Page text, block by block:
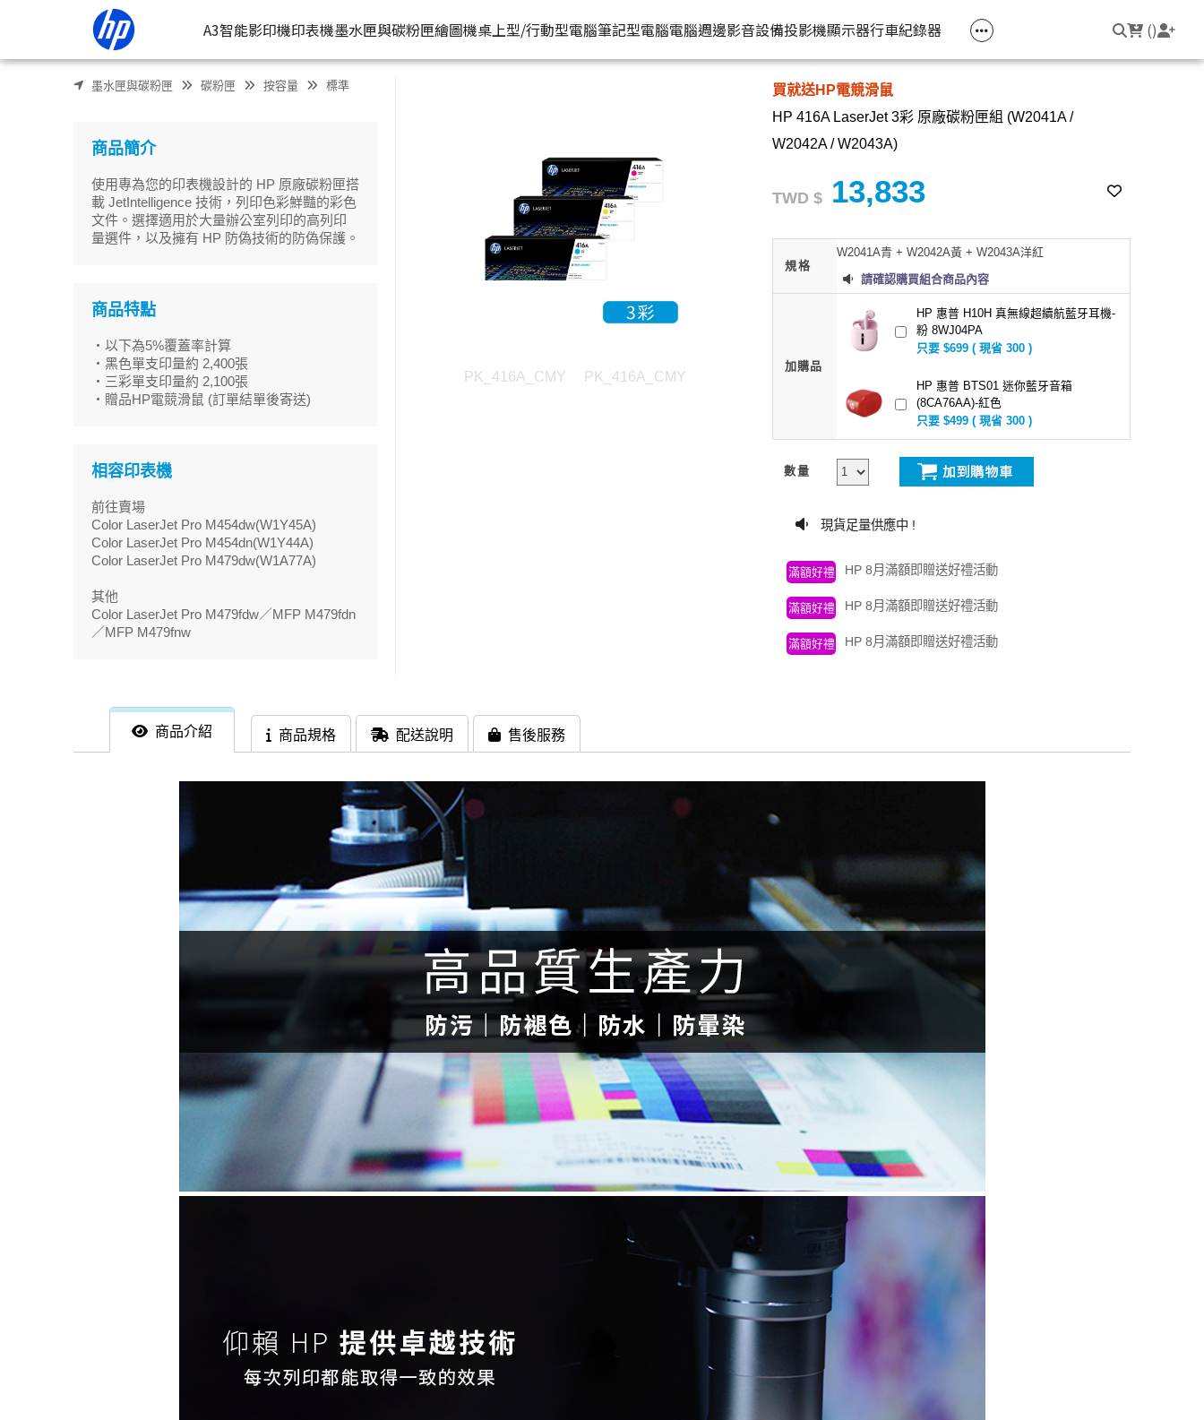
HP 416A LaserJet 3彩 原廠碳粉匣組 (W2041A / W2042A / W2043A) | HP® 惠普台灣原廠購物網
推薦好友回饋
A3智能影印機印表機
按類型
雷射印表機
相片印表機
工作室用
設計工程用
多功能事務機
多功能傳真事務機
墨水匣與碳粉匣繪圖機桌上型/行動型電腦
Z4
Z6
Z8
筆記型電腦
Pavilion 星鑽系列
超品系列
OmniBook 系列
Elitebook 系列
電競筆電
光影Victus 系列
變壓器
筆電支架
電腦週邊
硬碟外接盒
影音設備
耳機
有線耳機
影音週邊
HDMI 切換器 / 分配器
投影機
簡報周邊
簡報滑鼠
顯示器行車紀錄器 ()
墨水匣與碳粉匣 碳粉匣 按容量 標準
商品簡介
使用專為您的印表機設計的 HP 原廠碳粉匣搭
載 JetIntelligence 技術，列印色彩鮮豔的彩色
文件。選擇適用於大量辦公室列印的高列印
量選件，以及擁有 HP 防偽技術的防偽保護。
商品特點
・以下為5%覆蓋率計算
・黑色單支印量約 2,400張
・三彩單支印量約 2,100張
・贈品HP電競滑鼠 (訂單結單後寄送)
相容印表機
前往賣場
Color LaserJet Pro M454dw(W1Y45A)
Color LaserJet Pro M454dn(W1Y44A)
Color LaserJet Pro M479dw(W1A77A)
其他
Color LaserJet Pro M479fdw／MFP M479fdn
／MFP M479fnw
PK_416A_CMY PK_416A_CMY
買就送HP電競滑鼠
HP 416A LaserJet 3彩 原廠碳粉匣組 (W2041A /
W2042A / W2043A)
TWD $ 13,833
規格
W2041A青 + W2042A黃 + W2043A洋紅
請確認購買組合商品內容
加購品
HP 惠普 H10H 真無線超續航藍牙耳機-
粉 8WJ04PA
只要 $699 ( 現省 300 )
HP 惠普 BTS01 迷你藍牙音箱
(8CA76AA)-紅色
只要 $499 ( 現省 300 )
數量
現貨足量供應中 !
滿額好禮 HP 8月滿額即贈送好禮活動
滿額好禮 HP 8月滿額即贈送好禮活動
滿額好禮 HP 8月滿額即贈送好禮活動
商品介紹 商品規格 配送說明 售後服務